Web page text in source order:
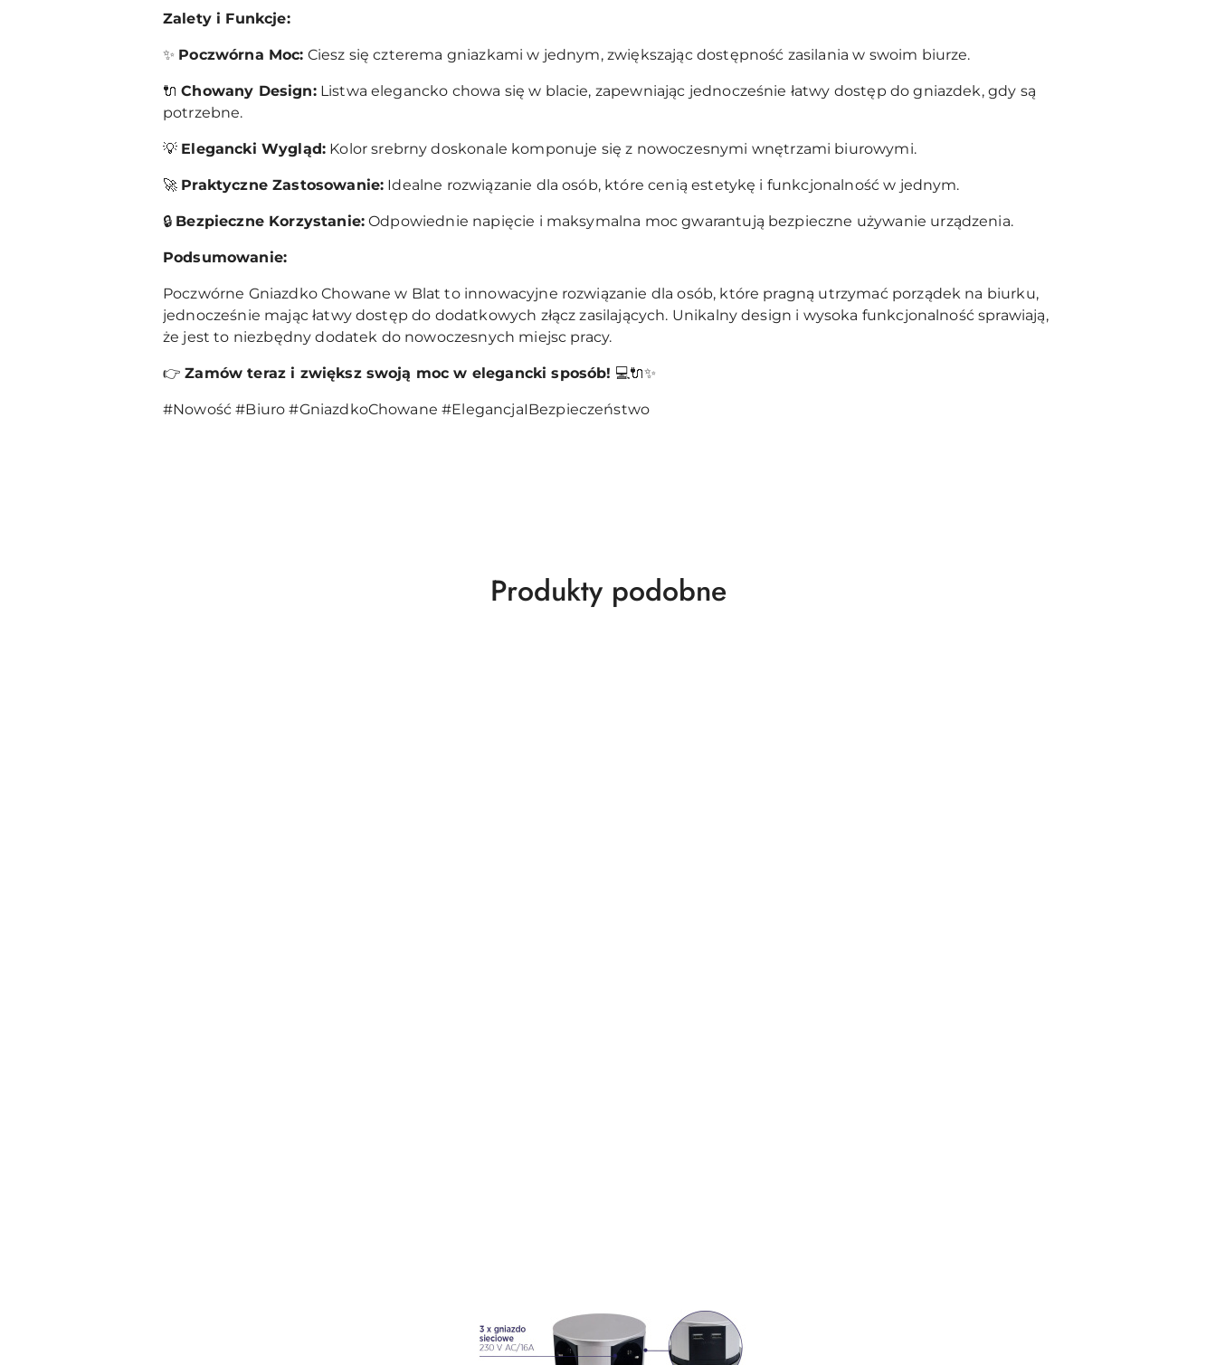
Zalety i Funkcje:
✨ Poczwórna Moc: Ciesz się czterema gniazkami w jednym, zwiększając dostępność zasilania w swoim biurze.
🔌Chowany Design:Listwa elegancko chowa się w blacie, zapewniając jednocześnie łatwy dostęp do gniazdek, gdy są
potrzebne.
💡 Elegancki Wygląd: Kolor srebrny doskonale komponuje się z nowoczesnymi wnętrzami biurowymi.
🚀 Praktyczne Zastosowanie: Idealne rozwiązanie dla osób, które cenią estetykę i funkcjonalność w jednym.
🔒 Bezpieczne Korzystanie: Odpowiednie napięcie i maksymalna moc gwarantują bezpieczne używanie urządzenia.
Podsumowanie:
Poczwórne Gniazdko Chowane w Blat to innowacyjne rozwiązanie dla osób, które pragną utrzymać porządek na biurku,
jednocześnie mając łatwy dostęp do dodatkowych złącz zasilających. Unikalny design i wysoka funkcjonalność sprawiają,
że jest to niezbędny dodatek do nowoczesnych miejsc pracy.
👉Zamów teraz i zwiększ swoją moc w elegancki sposób! 💻🔌✨
#Nowość #Biuro #GniazdkoChowane #ElegancjaIBezpieczeństwo
Produkty
Produkty podobne